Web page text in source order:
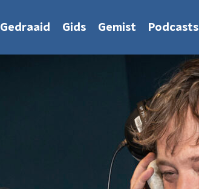
Gedraaid Gids Gemist Podcasts